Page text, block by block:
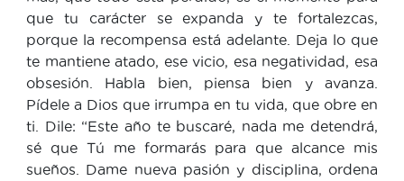
que tu carácter se expanda y te fortalezcas,
porque la recompensa está adelante. Deja lo que
te mantiene atado, ese vicio, esa negatividad, esa
obsesión. Habla bien, piensa bien y avanza.
Pídele a Dios que irrumpa en tu vida, que obre en
ti. Dile: “Este año te buscaré, nada me detendrá,
sé que Tú me formarás para que alcance mis
sueños. Dame nueva pasión y disciplina, ordena